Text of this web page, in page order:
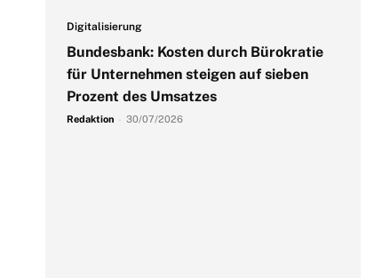
Digitalisierung
Bundesbank: Kosten durch Bürokratie
für Unternehmen steigen auf sieben
Prozent des Umsatzes
Redaktion 30/07/2026